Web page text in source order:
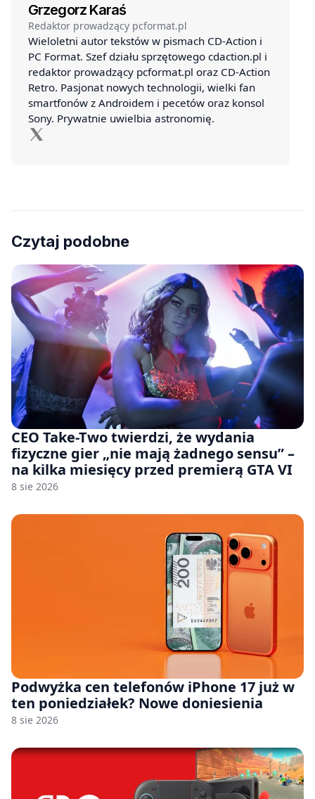
Grzegorz Karaś
Redaktor prowadzący pcformat.pl
Wieloletni autor tekstów w pismach CD-Action i
PC Format. Szef działu sprzętowego cdaction.pl i
redaktor prowadzący pcformat.pl oraz CD-Action
Retro. Pasjonat nowych technologii, wielki fan
smartfonów z Androidem i pecetów oraz konsol
Sony. Prywatnie uwielbia astronomię.
Czytaj podobne
CEO Take-Two twierdzi, że wydania
fizyczne gier „nie mają żadnego sensu” –
na kilka miesięcy przed premierą GTA VI
8 sie 2026
Podwyżka cen telefonów iPhone 17 już w
ten poniedziałek? Nowe doniesienia
8 sie 2026